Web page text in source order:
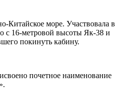
Китайское море. Участвовала в
с 16-метровой высоты Як-38 и
покинуть кабину.
почетное наименование